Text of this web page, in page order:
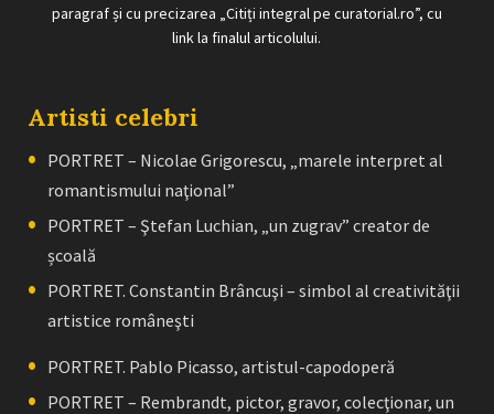
paragraf și cu precizarea „Citiți integral pe curatorial.ro”, cu
link la finalul articolului.
Artisti celebri
PORTRET – Nicolae Grigorescu, „marele interpret al
romantismului naţional”
PORTRET – Ştefan Luchian, „un zugrav” creator de
școală
PORTRET. Constantin Brâncuşi – simbol al creativităţii
artistice româneşti
PORTRET. Pablo Picasso, artistul-capodoperă
PORTRET – Rembrandt, pictor, gravor, colecţionar, un